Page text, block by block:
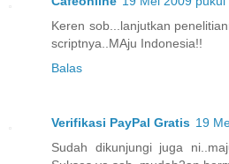
Keren sob...lanjutkan
scriptnya..MAju Indonesia!!
Balas
Verifikasi PayPal Gratis 19
Sudah dikunjungi juga